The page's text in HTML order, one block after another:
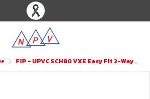
FIP - UPVC SCH80 VXE Easy Fit 2-Way Ball Valve BSPT